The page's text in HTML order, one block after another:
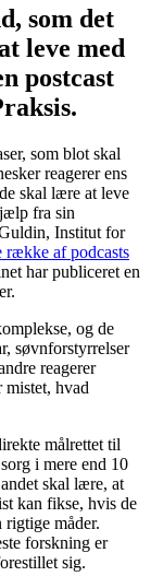
som det
leve med
postcast
som blot skal
reagerer ens
skal lære at leve
fra sin
Institut for
række af podcasts
har publiceret en
og de
søvnforstyrrelser
reagerer
hvad
målrettet til
i mere end 10
skal lære, at
kan fikse, hvis de
rigtige måder.
forskning er
sig.